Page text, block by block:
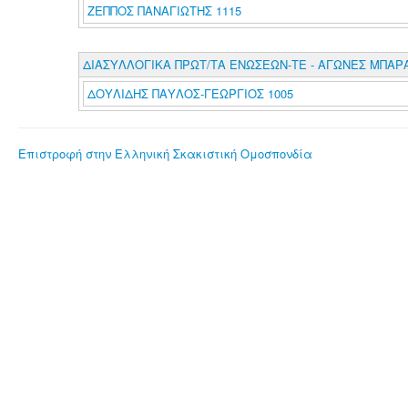
ΖΕΠΠΟΣ ΠΑΝΑΓΙΩΤΗΣ 1115
ΔΙΑΣΥΛΛΟΓΙΚΑ ΠΡΩΤ/ΤΑ ΕΝΩΣΕΩΝ-ΤΕ - ΑΓΩΝΕΣ
ΔΟΥΛΙΔΗΣ ΠΑΥΛΟΣ-ΓΕΩΡΓΙΟΣ 1005
Επιστροφή στην Ελληνική Σκακιστική Ομοσπονδία